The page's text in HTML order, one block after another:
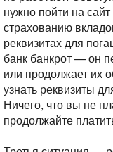
нужно пойти на
страхованию
реквизитах для
банк банкрот — он
или продолжает их
узнать реквизиты
Ничего, что вы не
продолжайте